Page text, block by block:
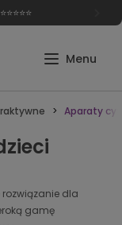
Aparaty
dla
gamę